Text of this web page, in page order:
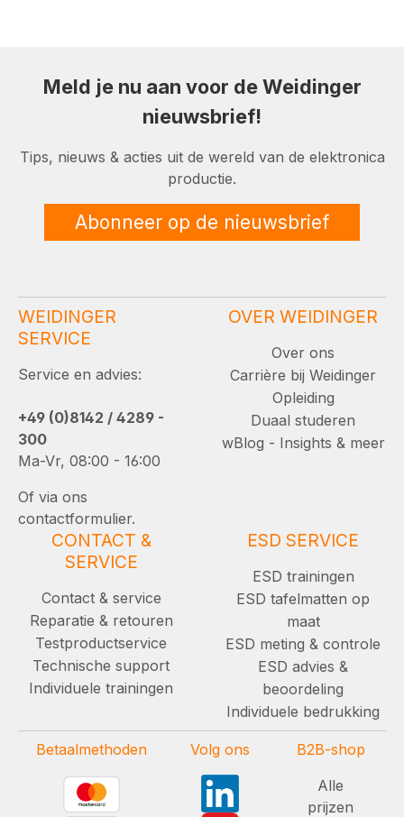
Meld je nu aan voor de Weidinger
nieuwsbrief!
Tips, nieuws & acties uit de wereld van de elektronica
productie.
Abonneer op de nieuwsbrief
WEIDINGER
SERVICE
Service en advies:
+49 (0)8142 / 4289 -
300
Ma-Vr, 08:00 - 16:00
Of via ons
contactformulier.
OVER WEIDINGER
Over ons
Carrière bij Weidinger
Opleiding
Duaal studeren
wBlog - Insights & meer
CONTACT &
SERVICE
Contact & service
Reparatie & retouren
Testproductservice
Technische support
Individuele trainingen
ESD SERVICE
ESD trainingen
ESD tafelmatten op
maat
ESD meting & controle
ESD advies &
beoordeling
Individuele bedrukking
Betaalmethoden Volg ons
B2B-shop
Alle
prijzen